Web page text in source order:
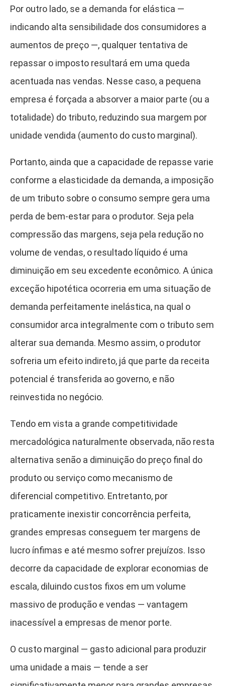
Por outro lado, se a demanda for elástica —
indicando alta sensibilidade dos consumidores a
aumentos de preço —, qualquer tentativa de
repassar o imposto resultará em uma queda
acentuada nas vendas. Nesse caso, a pequena
empresa é forçada a absorver a maior parte (ou a
totalidade) do tributo, reduzindo sua margem por
unidade vendida (aumento do custo marginal).
Portanto, ainda que a capacidade de repasse varie
conforme a elasticidade da demanda, a imposição
de um tributo sobre o consumo sempre gera uma
perda de bem-estar para o produtor. Seja pela
compressão das margens, seja pela redução no
volume de vendas, o resultado líquido é uma
diminuição em seu excedente econômico. A única
exceção hipotética ocorreria em uma situação de
demanda perfeitamente inelástica, na qual o
consumidor arca integralmente com o tributo sem
alterar sua demanda. Mesmo assim, o produtor
sofreria um efeito indireto, já que parte da receita
potencial é transferida ao governo, e não
reinvestida no negócio.
Tendo em vista a grande competitividade
mercadológica naturalmente observada, não resta
alternativa senão a diminuição do preço final do
produto ou serviço como mecanismo de
diferencial competitivo. Entretanto, por
praticamente inexistir concorrência perfeita,
grandes empresas conseguem ter margens de
lucro ínfimas e até mesmo sofrer prejuízos. Isso
decorre da capacidade de explorar economias de
escala, diluindo custos fixos em um volume
massivo de produção e vendas — vantagem
inacessível a empresas de menor porte.
O custo marginal — gasto adicional para produzir
uma unidade a mais — tende a ser